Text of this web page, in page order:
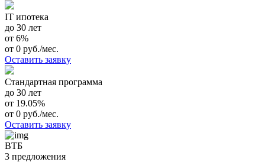
IT ипотека
до 30 лет
от 6%
от 0 руб./мес.
Оставить заявку
Стандартная программа
до 30 лет
от 19.05%
от 0 руб./мес.
Оставить заявку
ВТБ
3 предложения